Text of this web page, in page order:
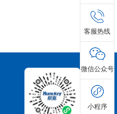
客服热线
微信公众号
小程序